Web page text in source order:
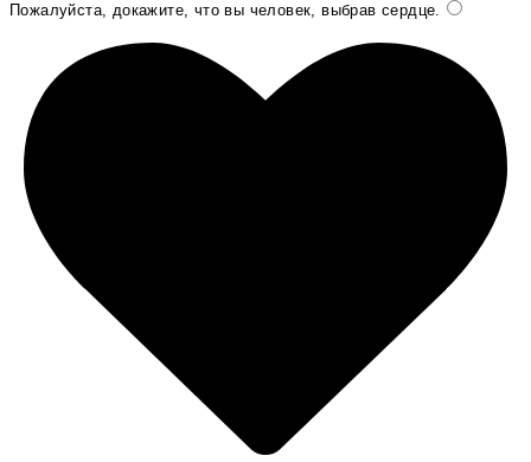
Пожалуйста, докажите, что вы человек, выбрав сердце.